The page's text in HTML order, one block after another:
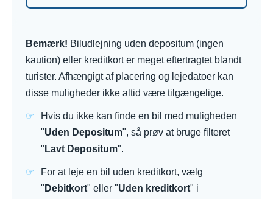
Bemærk! Biludlejning uden depositum (ingen
kaution) eller kreditkort er meget eftertragtet blandt
turister. Afhængigt af placering og lejedatoer kan
disse muligheder ikke altid være tilgængelige.
Hvis du ikke kan finde en bil med muligheden
"Uden Depositum", så prøv at bruge filteret
" Lavt Depositum".
For at leje en bil uden kreditkort, vælg
" Debitkort" eller "Uden kreditkort" i